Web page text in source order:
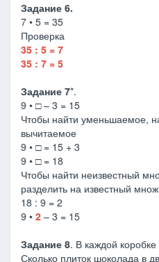
Задание 6.
7 • 5 = 35
Проверка
35 : 5 = 7
35 : 7 = 5
Задание 7*.
9 • □ – 3 = 15
Чтобы найти уменьшаемое,
вычитаемое
9 • □ = 15 + 3
9 • □ = 18
Чтобы найти неизвестный
разделить на известный
18 : 9 = 2
9 • 2 – 3 = 15
Задание 8. В каждой
Сколько плиток шоколада в